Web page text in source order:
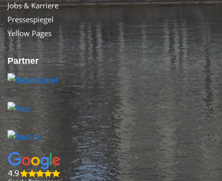
Jobs & Karriere
Pressespiegel
Yellow Pages
Partner